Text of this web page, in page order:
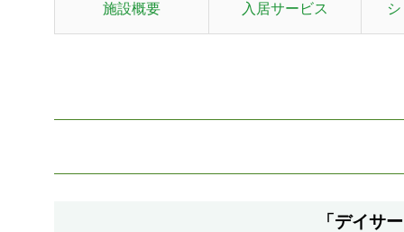
施設概要 入居サービス
「デイサ